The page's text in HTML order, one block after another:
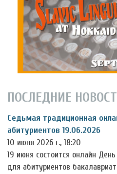
ПОСЛЕДНИЕ
Седьмая традиционная
абитуриентов 19.06.2026
10 июня 2026 г., 18:20
19 июня состоится онлайн
для абитуриентов